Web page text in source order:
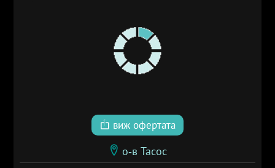
виж офертата
о-в Тасос